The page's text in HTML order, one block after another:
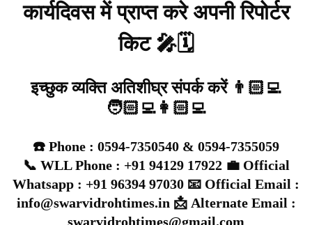
कार्यदिवस में प्राप्त करे अपनी रिपोर्टर
किट 🎤🗓️
इच्छुक व्यक्ति अतिशीघ्र संपर्क करें 👨🏻‍💻
🧑🏻‍💻👩🏻‍💻
☎️ Phone : 0594-7350540 & 0594-7355059
📞 WLL Phone : +91 94129 17922 💼 Official
Whatsapp : +91 96394 97030 📧 Official Email :
info@swarvidrohtimes.in 📩 Alternate Email :
swarvidrohtimes@gmail.com